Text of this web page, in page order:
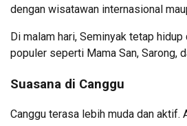
dengan wisatawan internasional
Di malam hari, Seminyak tetap
populer seperti Mama San, Sarong,
Suasana di Canggu
Canggu terasa lebih muda dan aktif.